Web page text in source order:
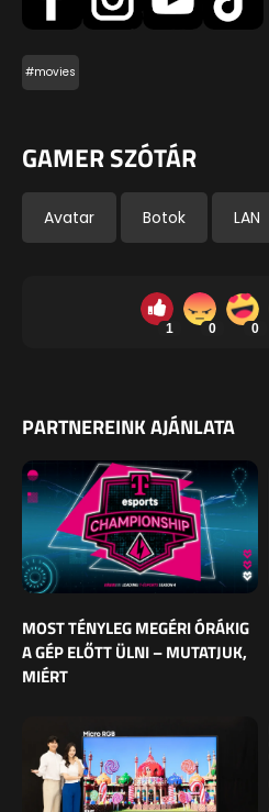
#movies
GAMER SZÓTÁR
Avatar Botok LAN
1 0 0
PARTNEREINK AJÁNLATA
MOST TÉNYLEG MEGÉRI ÓRÁKIG
A GÉP ELŐTT ÜLNI – MUTATJUK,
MIÉRT